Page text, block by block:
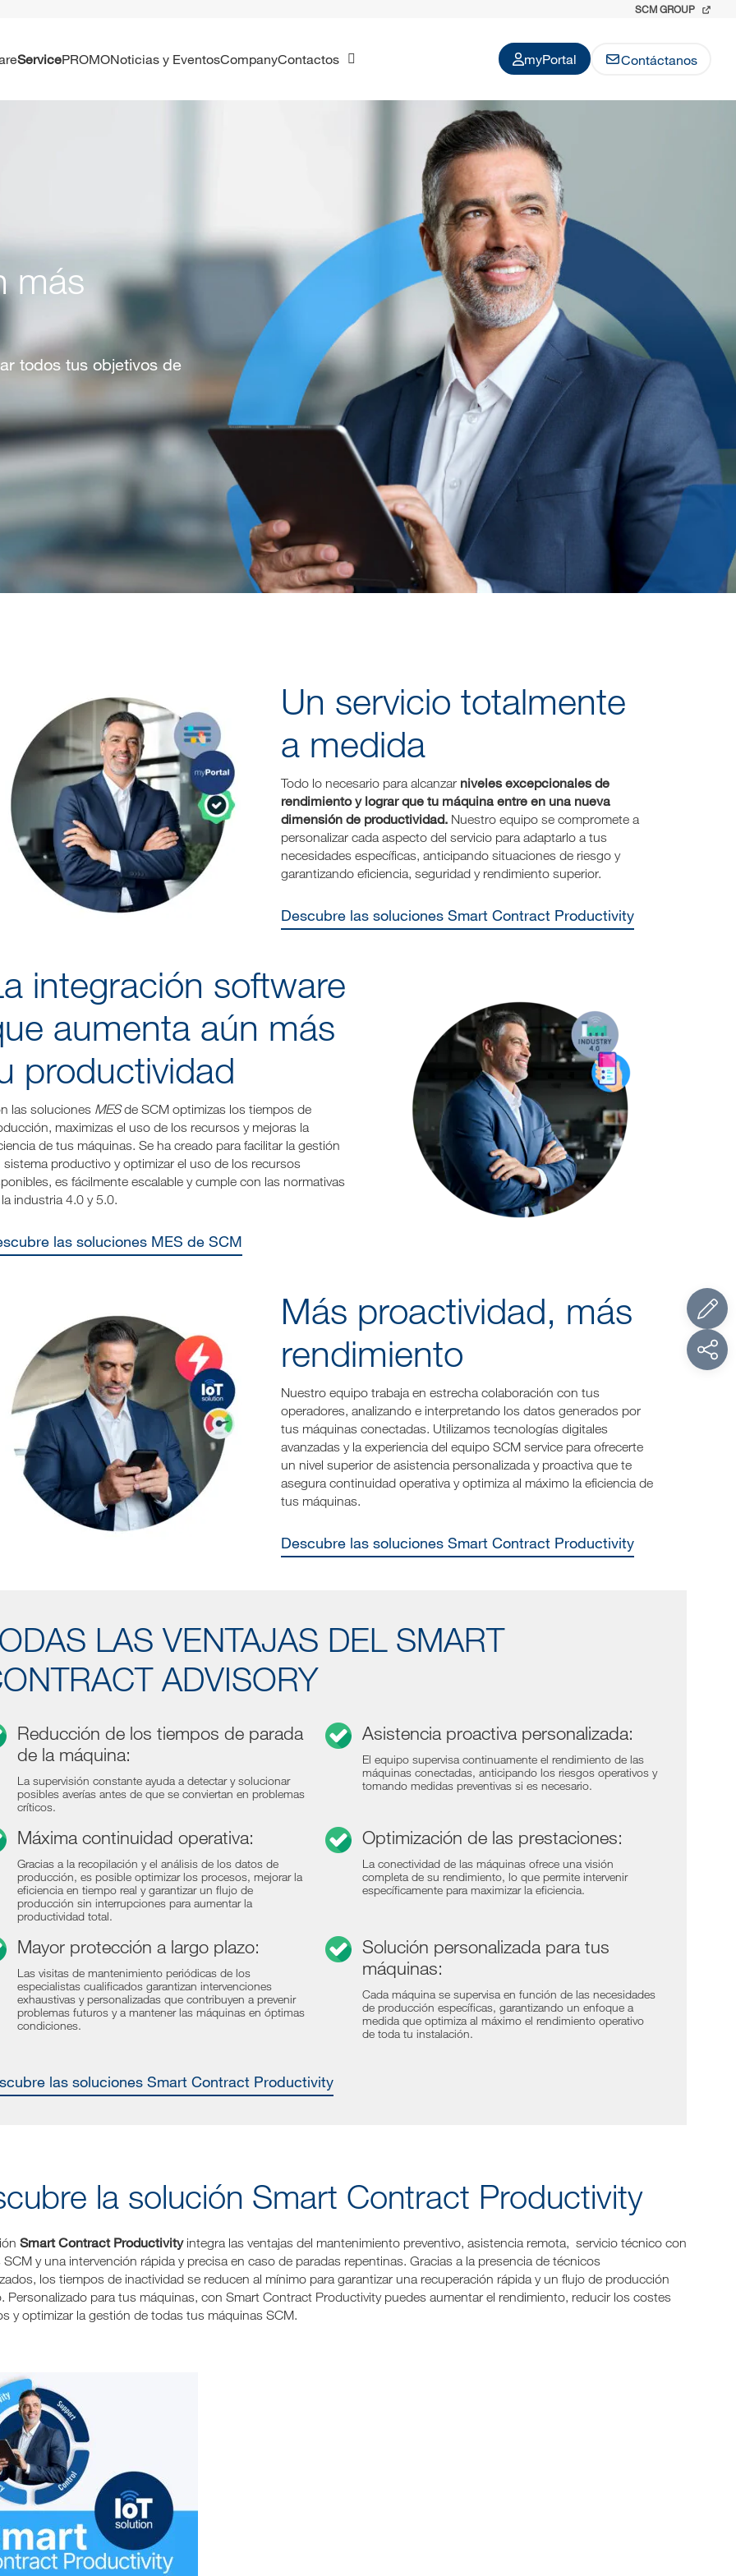
SCM GROUP
Service PROMO Noticias y Eventos Company Contactos myPortal Contáctanos
más
todos tus objetivos de
Un servicio totalmente
a medida
Todo lo necesario para alcanzar niveles excepcionales de
rendimiento y lograr que tu máquina entre en una nueva
dimensión de productividad.Nuestro equipo se compromete a
personalizar cada aspecto del servicio para adaptarlo a tus
necesidades específicas, anticipando situaciones de riesgo y
garantizando eficiencia, seguridad y rendimiento superior.
Descubre las soluciones Smart Contract Productivity
integración software
aumenta aún más
productividad
las soluciones MESde SCM optimizas los tiempos de
maximizas el uso de los recursos y mejoras la
de tus máquinas. Se ha creado para facilitar la gestión
sistema productivo y optimizar el uso de los recursos
es fácilmente escalable y cumple con las normativas
industria 4.0 y 5.0.
las soluciones MES de SCM
Más proactividad, más
rendimiento
Nuestro equipo trabaja en estrecha colaboración con tus
operadores, analizando e interpretando los datos generados por
tus máquinas conectadas. Utilizamos tecnologías digitales
avanzadas y la experiencia del equipo SCM service para ofrecerte
un nivel superior de asistencia personalizada y proactiva que te
asegura continuidad operativa y optimiza al máximo la eficiencia de
tus máquinas.
Descubre las soluciones Smart Contract Productivity
LAS VENTAJAS DEL SMART
ADVISORY
Reducción de los tiempos de parada
de la máquina:
La supervisión constante ayuda a detectar y solucionar
posibles averías antes de que se conviertan en problemas
críticos.
Asistencia proactiva personalizada:
El equipo supervisa continuamente el rendimiento de las
máquinas conectadas, anticipando los riesgos operativos y
tomando medidas preventivas si es necesario.
Máxima continuidad operativa:
Gracias a la recopilación y el análisis de los datos de
producción, es posible optimizar los procesos, mejorar la
eficiencia en tiempo real y garantizar un flujo de
producción sin interrupciones para aumentar la
productividad total.
Optimización de las prestaciones:
La conectividad de las máquinas ofrece una visión
completa de su rendimiento, lo que permite intervenir
específicamente para maximizar la eficiencia.
Mayor protección a largo plazo:
Las visitas de mantenimiento periódicas de los
especialistas cualificados garantizan intervenciones
exhaustivas y personalizadas que contribuyen a prevenir
problemas futuros y a mantener las máquinas en óptimas
condiciones.
Solución personalizada para tus
máquinas:
Cada máquina se supervisa en función de las necesidades
de producción específicas, garantizando un enfoque a
medida que optimiza al máximo el rendimiento operativo
de toda tu instalación.
las soluciones Smart Contract Productivity
la solución Smart Contract Productivity
Smart Contract Productivityintegra las ventajas del mantenimiento preventivo, asistencia remota, servicio técnico con
y una intervención rápida y precisa en caso de paradas repentinas. Gracias a la presencia de técnicos
los tiempos de inactividad se reducen al mínimo para garantizar una recuperación rápida y un flujo de producción
Personalizado para tus máquinas, con Smart Contract Productivity puedes aumentar el rendimiento, reducir los costes
y optimizar la gestión de todas tus máquinas SCM.